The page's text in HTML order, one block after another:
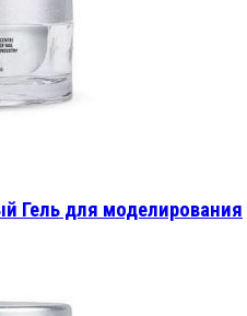
Гель для моделирования